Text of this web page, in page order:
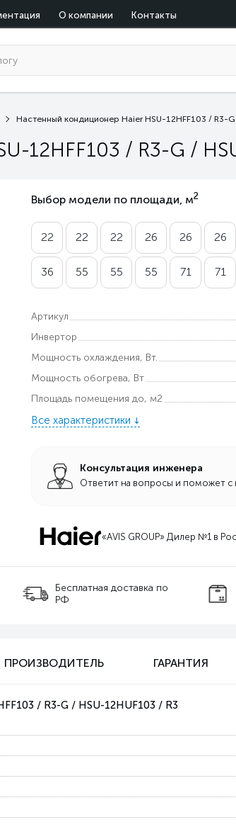
О компании Контакты
Настенный кондиционер Haier HSU-12HFF103 / R3-
12HFF103 / R3-G /
Выбор модели по площади, м2
22 22 22 26 26 26
36 55 55 55 71 71
Артикул
Инвертор
Мощность охлаждения, Вт.
Мощность обогрева, Вт
Площадь помещения до, м2
Все характеристики
Консультация инженера
Ответит на вопросы и поможет
«AVIS GROUP» Дилер №1 в
по
Возможность
ПРОИЗВОДИТЕЛЬ ГАРАНТИЯ
/ R3-G / HSU-12HUF103 / R3